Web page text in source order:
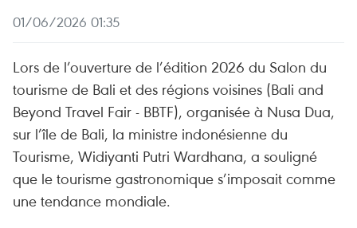
01/06/2026 01:35
Lors de l’ouverture de l’édition 2026 du Salon du
tourisme de Bali et des régions voisines (Bali and
Beyond Travel Fair - BBTF), organisée à Nusa Dua,
sur l’île de Bali, la ministre indonésienne du
Tourisme, Widiyanti Putri Wardhana, a souligné
que le tourisme gastronomique s’imposait comme
une tendance mondiale.